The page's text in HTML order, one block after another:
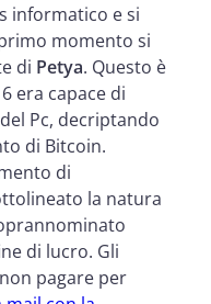
informatico e si
momento si
di Petya. Questo è
era capace di
Pc, decriptando
di Bitcoin.
di
la natura
di lucro. Gli
pagare per